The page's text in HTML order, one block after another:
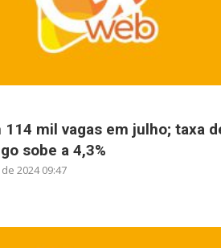
114 mil vagas em julho; taxa
sobe a 4,3%
2024 09:47